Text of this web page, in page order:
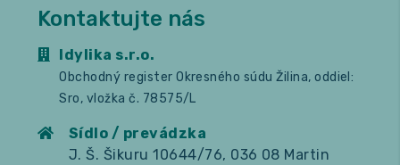
Kontaktujte nás
Idylika s.r.o.
Obchodný register Okresného súdu Žilina, oddiel:
Sro, vložka č. 78575/L
Sídlo / prevádzka
J. Š. Šikuru 10644/76, 036 08 Martin